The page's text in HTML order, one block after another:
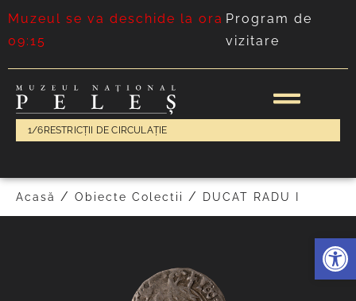
Muzeul se va deschide la ora
09:15
Program de
vizitare
1/6 RESTRICȚII DE CIRCULAȚIE
Acasă / Obiecte Colectii / DUCAT RADU I
PRECEDENT